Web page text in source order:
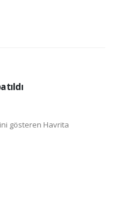
gösteren Havrita